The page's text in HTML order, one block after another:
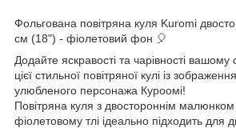
Фольгована повітряна куля Kuromi
см (18") - фіолетовий фон 🎈
Додайте яскравості та чарівності
цієї стильної повітряної кулі із
улюбленого персонажа Куроомі!
Повітряна куля з двостороннім
фіолетовому тлі ідеально підходить для